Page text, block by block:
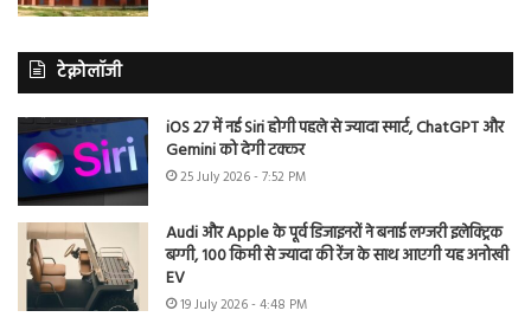
टेक्नोलॉजी
iOS 27 में नई Siri होगी पहले से ज्यादा स्मार्ट, ChatGPT और
Gemini को देगी टक्कर
25 July 2026 - 7:52 PM
Audi और Apple के पूर्व डिजाइनरों ने बनाई लग्जरी इलेक्ट्रिक
बग्गी, 100 किमी से ज्यादा की रेंज के साथ आएगी यह अनोखी
EV
19 July 2026 - 4:48 PM